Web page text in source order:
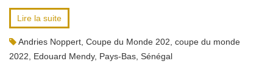
Lire la suite
Andries Noppert Coupe du Monde 202 coupe du monde
2022
Edouard Mendy, Pays-Bas Sénégal